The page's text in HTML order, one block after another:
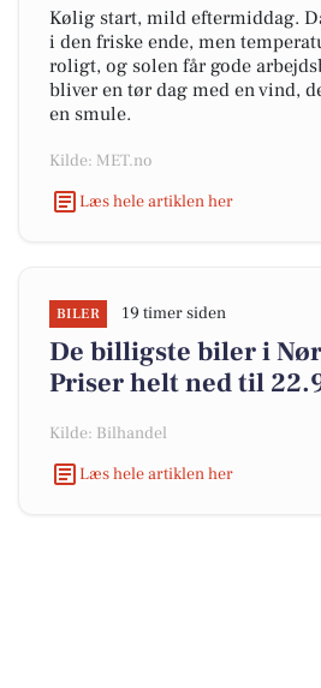
Kølig start, mild eftermiddag.
i den friske ende, men
roligt, og solen får gode
bliver en tør dag med en vind,
en smule.
Kilde: MET.no
Læs hele artiklen her
BILER 19 timer siden
De billigste biler i
Priser helt ned til
Kilde: Bilhandel
Læs hele artiklen her